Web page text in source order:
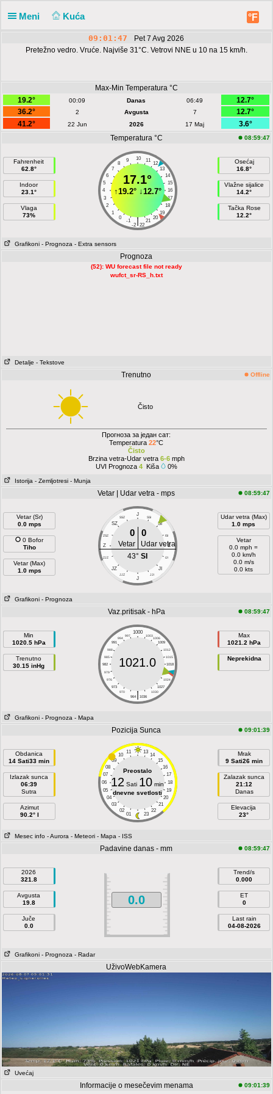
Meni Kuća °F
09:01:47
Pet 7 Avg 2026
Pretežno vedro. Vruće. Najviše 31°C. Vetrovi NNE u 10 na 15 km/h.
Max-Min Temperatura °C
19.2°
00:09 Danas 06:49
12.7°
36.2°
2 Avgusta 7
12.7°
41.2°
22 Jun 2026 17 Maj
3.6°
Temperatura °C
08:59:47
Fahrenheit
62.8°
Indoor
23.1°
Vlaga
73%
10
9 11
8
12
7
13
6
14
5
15
4
16
3
17
2
18
1
19
0
20
-1 21
|
-2 22
17.1°
↑19.2°↓12.7°
Osećaj
16.8°
Vlažne sijalice
14.2°
Tačka Rose
12.2°
Grafikoni - Prognoza - Extra sensors
Prognoza
(52): WU forecast file not ready
wufct_sr-RS_h.txt
Detalje - Tekstove
Trenutno Offline
Čisto
Прогноза за један сат:
Temperatura22°C
Čisto
Brzina vetra-Udar vetra 6-6mph
UVI Prognoza 4Kiša 0%
Istorija - Zemljotresi - Munja
Vetar | Udar vetra - mps 08:59:47
Vetar (Sr)
0.0 mps
0 Bofor
Tiho
Vetar (Max)
1.0 mps
J
SSZ SSI
SZ SI
ZSZ ISI
Z E
ZJZ IJI
JZ JI
JJZ JJI
J
0 0
Vetar
Udar vetra
43°SI
Udar vetra (Max)
1.0 mps
Vetar
0.0 mph =
0.0 km/h
0.0 m/s
0.0 kts
Grafikoni - Prognoza
Vaz.pritisak - hPa 08:59:47
Min
1020.5 hPa
Trenutno
30.15 inHg
1000
997 1003
994
1006
991
1009
988
1012
985
1015
982
1018
979
1021
976
1024
973
1027
970
1030
|
964 1036
1021.0
Max
1021.2 hPa
Neprekidna
Grafikoni - Prognoza - Mapa
Pozicija Sunca 09:01:39
Obdanica
14 Sati33 min
Izlazak sunca
06:39
Sutra
Azimut
90.2° I
11 13
10
14
09
15
08
16
07
17
06
18
05
19
04
20
03
21
02
22
01 23
Preostalo
12 Sati 10 min
dnevne svetlosti
Mrak
9 Sati26 min
Zalazak sunca
21:12
Danas
Elevacija
23°
Mesec info - Aurora - Meteori - Mapa - ISS
Padavine danas - mm 08:59:47
2026
321.8
Avgusta
19.8
Juče
0.0
0.0
Trend/s
0.000
ET
0
Last rain
04-08-2026
Grafikoni - Prognoza - Radar
UživoWebKamera
Uvećaj
Informacije o mesečevim menama 09:01:39